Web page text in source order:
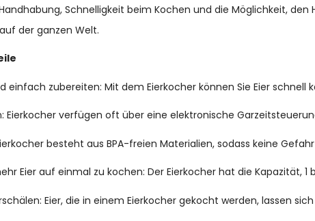
Schnelligkeit beim Kochen und die Möglichkeit,
der ganzen Welt.
einfach zubereiten: Mit dem Eierkocher können Sie Eier
Eierkocher verfügen oft über eine elektronische
besteht aus BPA-freien Materialien, sodass keine
Eier auf einmal zu kochen: Der Eierkocher hat die Kapazität, 1
Eier, die in einem Eierkocher gekocht werden, lassen